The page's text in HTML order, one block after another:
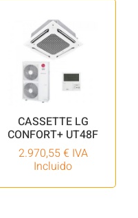
CASSETTE LG
CONFORT+ UT48F
2.970,55€ IVA
Incluido